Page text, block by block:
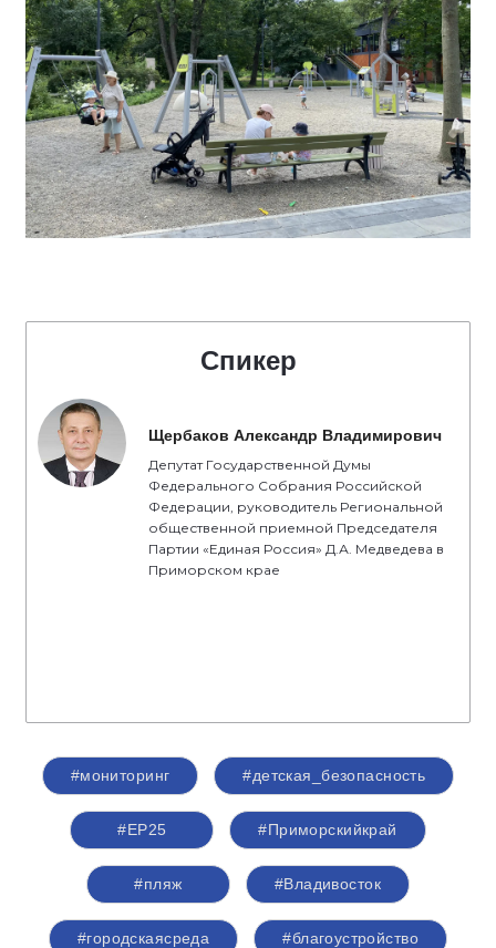
Спикер
Щербаков Александр Владимирович
Депутат Государственной Думы
Федерального Собрания Российской
Федерации, руководитель Региональной
общественной приемной Председателя
Партии «Единая Россия» Д.А. Медведева в
Приморском крае
#мониторинг #детская_безопасность
#ЕР25 #Приморскийкрай
#пляж #Владивосток
#городскаясреда #благоустройство